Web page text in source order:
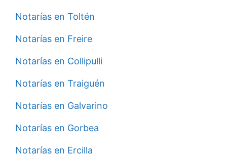
Notarías en Toltén
Notarías en Freire
Notarías en Collipulli
Notarías en Traiguén
Notarías en Galvarino
Notarías en Gorbea
Notarías en Ercilla